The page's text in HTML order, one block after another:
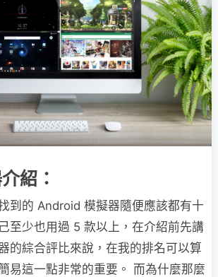
紹：
到的 Android 模擬器隨便應該都有十
至少也用過 5 款以上，在介紹前先講
的綜合評比來說，在我的排名可以算
易這一點非常的重要。 而為什麼那麼